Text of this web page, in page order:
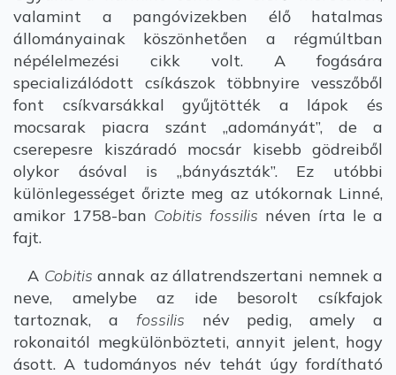
valamint a pangóvizekben élő hatalmas
állományainak köszönhetően a régmúltban
népélelmezési cikk volt. A fogására
specializálódott csíkászok többnyire vesszőből
font csíkvarsákkal gyűjtötték a lápok és
mocsarak piacra szánt „adományát”, de a
cserepesre kiszáradó mocsár kisebb gödreiből
olykor ásóval is „bányászták”. Ez utóbbi
különlegességet őrizte meg az utókornak Linné,
amikor 1758-ban Cobitis fossilis néven írta le a
fajt.
A Cobitis annak az állatrendszertani nemnek a
neve, amelybe az ide besorolt csíkfajok
tartoznak, a fossilis név pedig, amely a
rokonaitól megkülönbözteti, annyit jelent, hogy
ásott. A tudományos név tehát úgy fordítható